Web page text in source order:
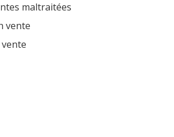
maltraitées
vente